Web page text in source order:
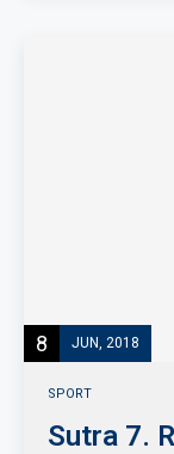
8 JUN, 2018
SPORT
Sutra 7.